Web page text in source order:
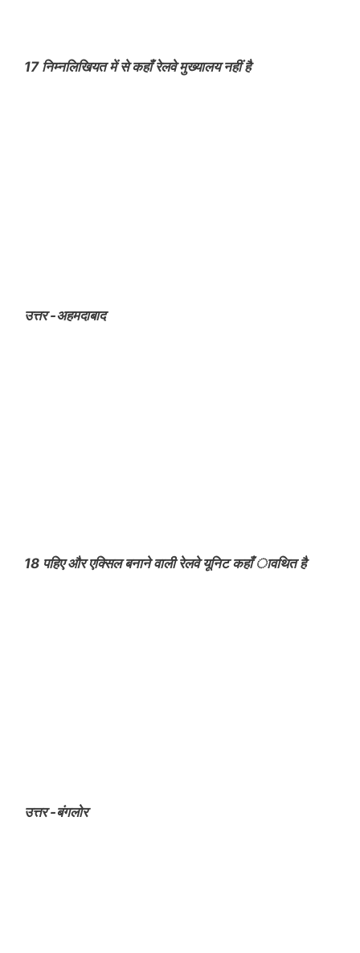
17 निम्नलिखियत में से कहाँ रेलवे मुख्यालय नहीं है
उत्तर -अहमदाबाद
18 पहिए और एक्सिल बनाने वाली रेलवे यूनिट कहाँ ावथित है
उत्तर -बंगलोर